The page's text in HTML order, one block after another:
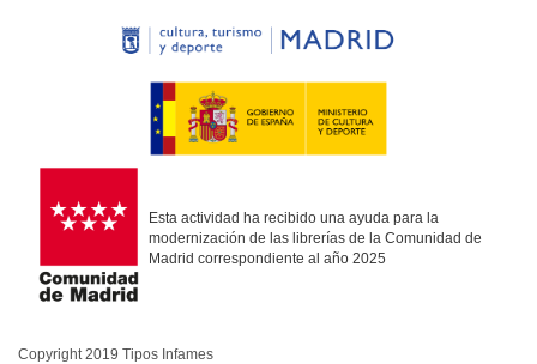
Esta actividad ha recibido una ayuda para la
modernización de las librerías de la Comunidad de
Madrid correspondiente al año 2025
Copyright 2019 Tipos Infames